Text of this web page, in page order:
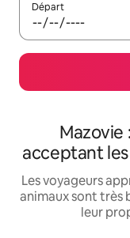
Départ
Mazovie
acceptant
Les voyageurs
animaux sont très
leur